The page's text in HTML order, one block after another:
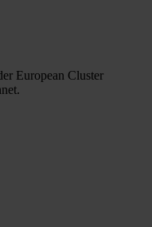
European Cluster